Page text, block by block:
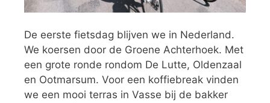
De eerste fietsdag blijven we in Nederland.
We koersen door de Groene Achterhoek. Met
een grote ronde rondom De Lutte, Oldenzaal
en Ootmarsum. Voor een koffiebreak vinden
we een mooi terras in Vasse bij de bakker